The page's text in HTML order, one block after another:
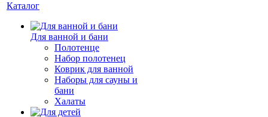
Каталог
Для ванной и бани
Полотенце
Набор полотенец
Коврик для ванной
Наборы для сауны и
бани
Халаты